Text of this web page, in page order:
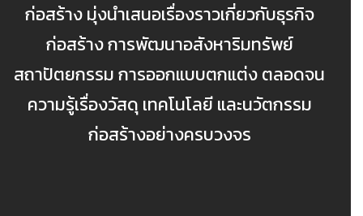
ก่อสร้าง มุ่งนำเสนอเรื่องราวเกี่ยวกับธุรกิจ
ก่อสร้าง การพัฒนาอสังหาริมทรัพย์
สถาปัตยกรรม การออกแบบตกแต่ง ตลอดจน
ความรู้เรื่องวัสดุ เทคโนโลยี และนวัตกรรม
ก่อสร้างอย่างครบวงจร